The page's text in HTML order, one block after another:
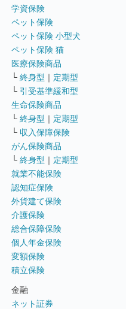
学資保険
ペット保険
ペット保険 小型犬
ペット保険 猫
医療保険商品
└ 終身型 ｜ 定期型
└ 引受基準緩和型
生命保険商品
└ 終身型 ｜ 定期型
└ 収入保障保険
がん保険商品
└ 終身型 ｜ 定期型
就業不能保険
認知症保険
外貨建て保険
介護保険
総合保障保険
個人年金保険
変額保険
積立保険
金融
ネット証券